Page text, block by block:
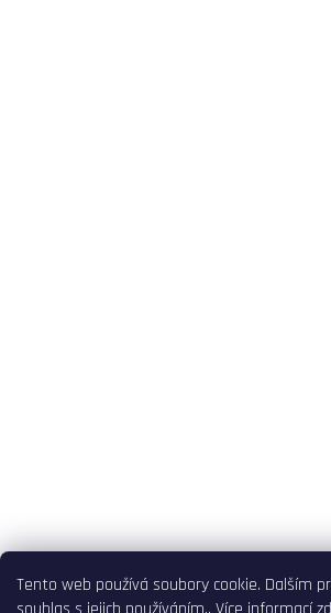
Tento web používá soubory cookie. Dalším